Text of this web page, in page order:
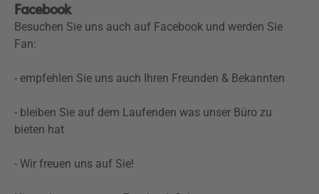
Facebook
Besuchen Sie uns auch auf Facebook und werden Sie
Fan:
- empfehlen Sie uns auch Ihren Freunden & Bekannten
- bleiben Sie auf dem Laufenden was unser Büro zu
bieten hat
- Wir freuen uns auf Sie!